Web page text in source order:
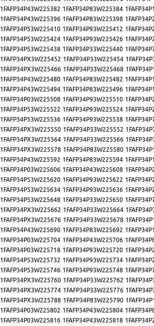
1FAFP34P43W225382 1FAFP34P83W225384
1FAFP34P43W225396 1FAFP34P83W225398
1FAFP34P53W225410 1FAFP34P93W225412
1FAFP34P53W225424 1FAFP34P93W225426
1FAFP34P53W225438 1FAFP34P33W225440
1FAFP34PX3W225452 1FAFP34P33W225454
1FAFP34PX3W225466 1FAFP34P33W225468
1FAFP34P43W225480 1FAFP34P83W225482
1FAFP34P43W225494 1FAFP34P83W225496
1FAFP34P03W225508 1FAFP34P93W225510
1FAFP34P53W225522 1FAFP34P93W225524
1FAFP34P53W225536 1FAFP34P93W225538
1FAFP34PX3W225550 1FAFP34P33W225552
1FAFP34PX3W225564 1FAFP34P33W225566
1FAFP34PX3W225578 1FAFP34P83W225580
1FAFP34P43W225592 1FAFP34P83W225594
1FAFP34P03W225606 1FAFP34P43W225608
1FAFP34P53W225620 1FAFP34P93W225622
1FAFP34P53W225634 1FAFP34P93W225636
1FAFP34P53W225648 1FAFP34P33W225650
1FAFP34PX3W225662 1FAFP34P33W225664
1FAFP34PX3W225676 1FAFP34P33W225678
1FAFP34P43W225690 1FAFP34P83W225692
1FAFP34P03W225704 1FAFP34P43W225706
1FAFP34P03W225718 1FAFP34P93W225720
1FAFP34P53W225732 1FAFP34P93W225734
1FAFP34P53W225746 1FAFP34P93W225748
1FAFP34PX3W225760 1FAFP34P33W225762
1FAFP34PX3W225774 1FAFP34P33W225776
1FAFP34PX3W225788 1FAFP34P83W225790
1FAFP34P03W225802 1FAFP34P43W225804
1FAFP34P03W225816 1FAFP34P43W225818